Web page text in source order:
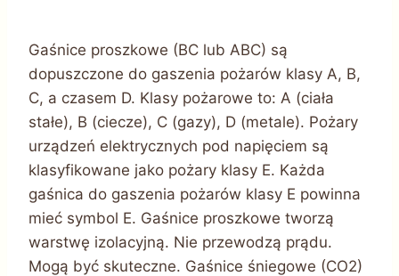
Gaśnice proszkowe (BC lub ABC) są
dopuszczone do gaszenia pożarów klasy A, B,
C, a czasem D. Klasy pożarowe to: A (ciała
stałe), B (ciecze), C (gazy), D (metale). Pożary
urządzeń elektrycznych pod napięciem są
klasyfikowane jako pożary klasy E. Każda
gaśnica do gaszenia pożarów klasy E powinna
mieć symbol E. Gaśnice proszkowe tworzą
warstwę izolacyjną. Nie przewodzą prądu.
Mogą być skuteczne. Gaśnice śniegowe (CO2)